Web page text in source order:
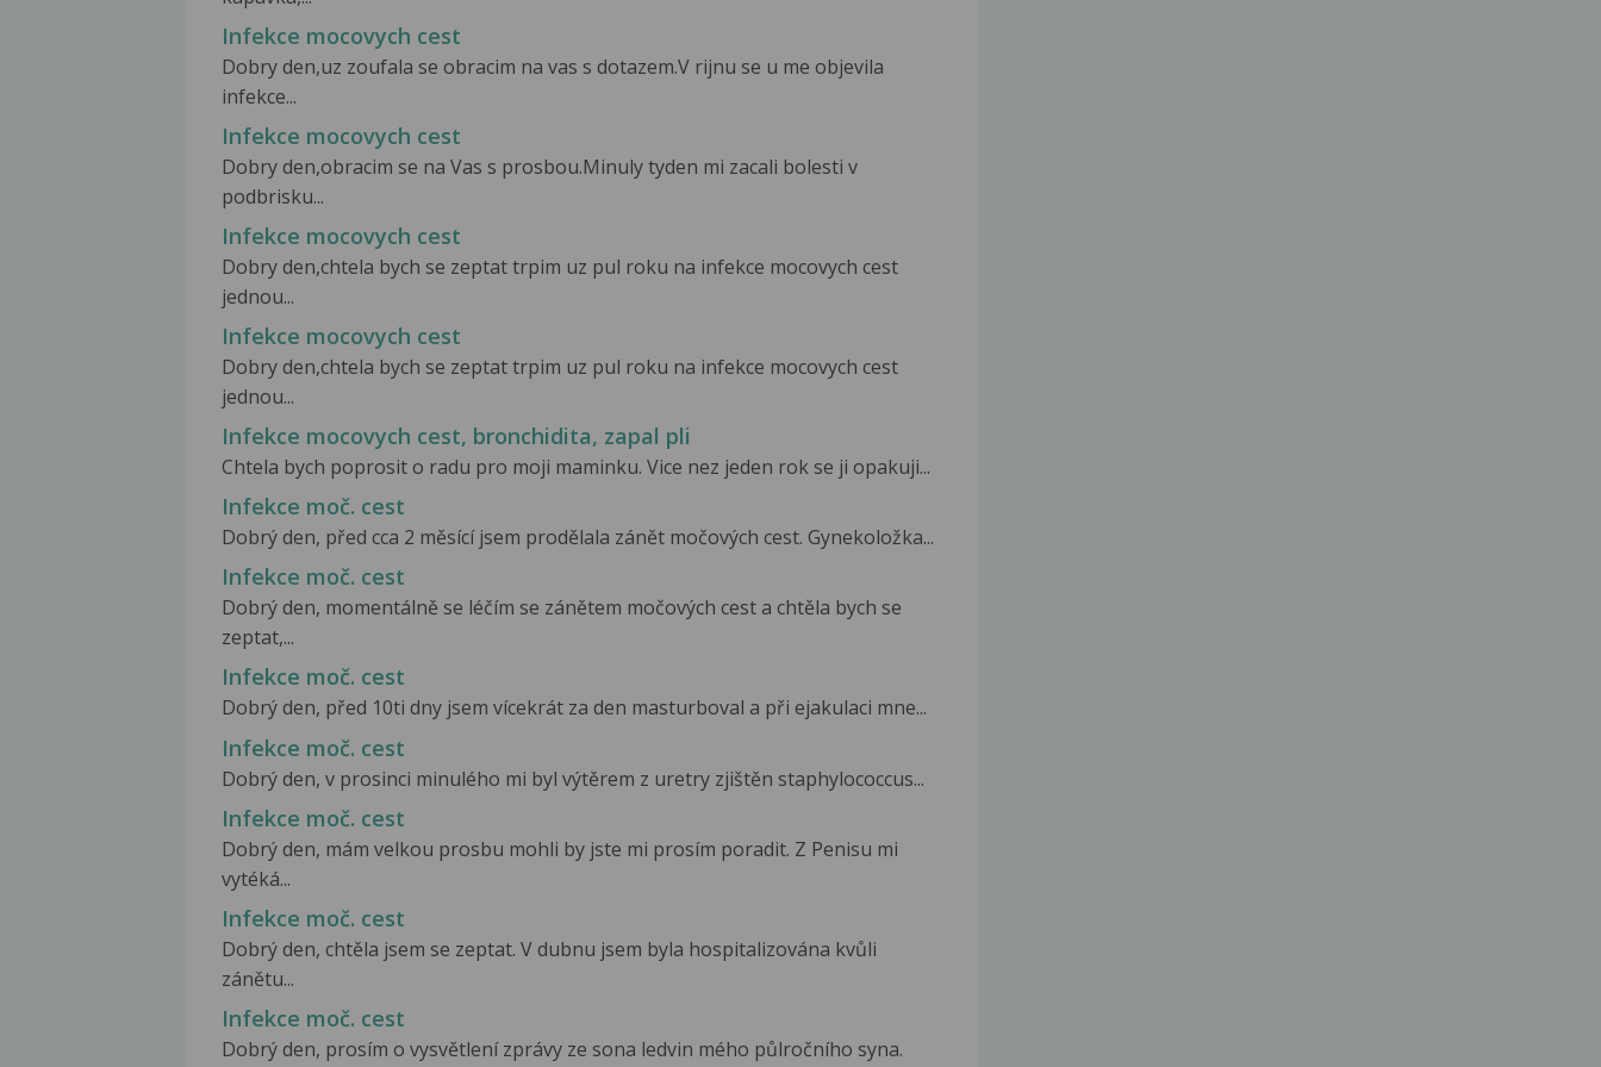
Infekce mocovych cest
Dobry den,uz zoufala se obracim na vas s dotazem.V rijnu se u me objevila
infekce...
Infekce mocovych cest
Dobry den,obracim se na Vas s prosbou.Minuly tyden mi zacali bolesti v
podbrisku...
Infekce mocovych cest
Dobry den,chtela bych se zeptat trpim uz pul roku na infekce mocovych cest
jednou...
Infekce mocovych cest
Dobry den,chtela bych se zeptat trpim uz pul roku na infekce mocovych cest
jednou...
Infekce mocovych cest, bronchidita, zapal pli
Chtela bych poprosit o radu pro moji maminku. Vice nez jeden rok se ji opakuji...
Infekce moč. cest
Dobrý den, před cca 2 měsící jsem prodělala zánět močových cest. Gynekoložka...
Infekce moč. cest
Dobrý den, momentálně se léčím se zánětem močových cest a chtěla bych se
zeptat,...
Infekce moč. cest
Dobrý den, před 10ti dny jsem vícekrát za den masturboval a při ejakulaci mne...
Infekce moč. cest
Dobrý den, v prosinci minulého mi byl výtěrem z uretry zjištěn staphylococcus...
Infekce moč. cest
Dobrý den, mám velkou prosbu mohli by jste mi prosím poradit. Z Penisu mi
vytéká...
Infekce moč. cest
Dobrý den, chtěla jsem se zeptat. V dubnu jsem byla hospitalizována kvůli
zánětu...
Infekce moč. cest
Dobrý den, prosím o vysvětlení zprávy ze sona ledvin mého půlročního syna.